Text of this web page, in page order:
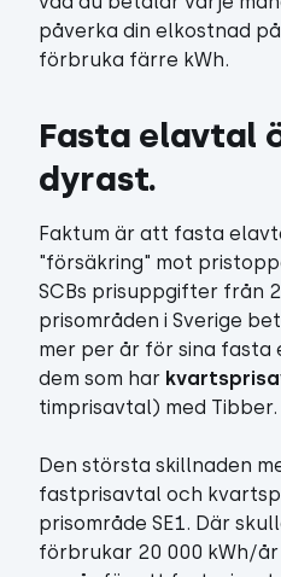
påverka din elkostnad
förbruka färre kWh.
Fasta elavtal
dyrast.
Faktum är att fasta
"försäkring" mot
SCBs prisuppgifter från
prisområden i Sverige
mer per år för sina
dem som har
timprisavtal) med Tibber.
Den största skillnaden
fastprisavtal och
prisområde SE1. Där
förbrukar 20 000 kWh/